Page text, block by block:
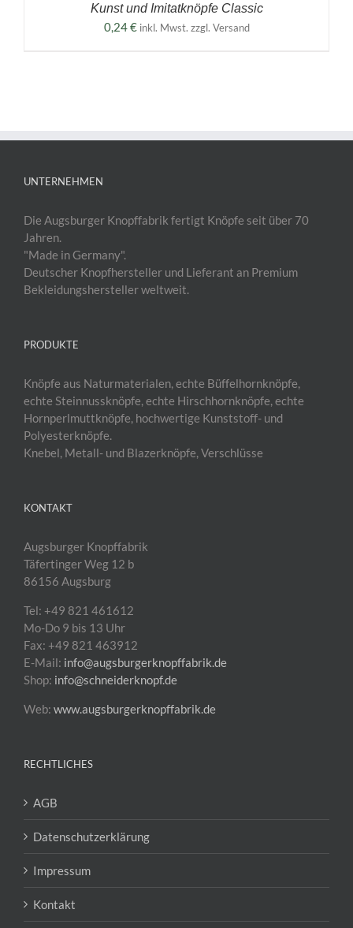
Kunst und Imitatknöpfe Classic
0,24€ inkl. Mwst. zzgl. Versand
UNTERNEHMEN
Die Augsburger Knopffabrik fertigt Knöpfe seit über 70
Jahren.
"Made in Germany".
Deutscher Knopfhersteller und Lieferant an Premium
Bekleidungshersteller weltweit.
PRODUKTE
Knöpfe aus Naturmaterialen, echte Büffelhornknöpfe,
echte Steinnussknöpfe, echte Hirschhornknöpfe, echte
Hornperlmuttknöpfe, hochwertige Kunststoff- und
Polyesterknöpfe.
Knebel, Metall- und Blazerknöpfe, Verschlüsse
KONTAKT
Augsburger Knopffabrik
Täfertinger Weg 12 b
86156 Augsburg
Tel: +49 821 461612
Mo-Do 9 bis 13 Uhr
Fax: +49 821 463912
E-Mail: info@augsburgerknopffabrik.de
Shop: info@schneiderknopf.de
Web: www.augsburgerknopffabrik.de
RECHTLICHES
AGB
Datenschutzerklärung
Impressum
Kontakt